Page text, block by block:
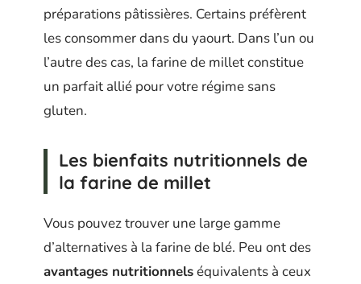
préparations pâtissières. Certains préfèrent
les consommer dans du yaourt. Dans l’un ou
l’autre des cas, la farine de millet constitue
un parfait allié pour votre régime sans
gluten.
Les bienfaits nutritionnels de
la farine de millet
Vous pouvez trouver une large gamme
d’alternatives à la farine de blé. Peu ont des
avantages nutritionnelséquivalents à ceux